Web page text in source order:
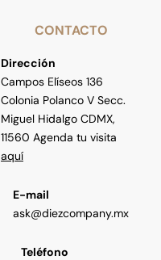
CONTACTO
Dirección
Campos Elíseos 136
Colonia Polanco V Secc.
Miguel Hidalgo CDMX,
11560 Agenda tu visita
aquí
E-mail
ask@diezcompany.mx
Teléfono